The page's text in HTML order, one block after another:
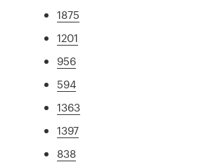
1875
1201
956
594
1363
1397
838